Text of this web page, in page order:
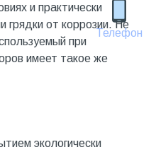
Телефон
и практически
грядки от коррозии. Не
при
имеет такое же
экологически